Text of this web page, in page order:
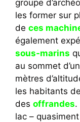
groupe
les former sur
de ces
également
sous-marins
au sommet
mètres
les habitants
des offrandes.
lac –